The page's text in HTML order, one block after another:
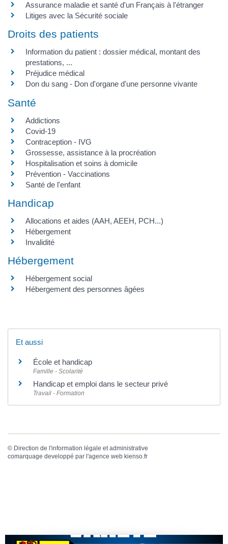
Assurance maladie et santé d'un Français à l'étranger
Litiges avec la Sécurité sociale
Droits des patients
Information du patient : dossier médical, montant des
prestations, ...
Préjudice médical
Don du sang - Don d'organe d'une personne vivante
Santé
Addictions
Covid-19
Contraception - IVG
Grossesse, assistance à la procréation
Hospitalisation et soins à domicile
Prévention - Vaccinations
Santé de l'enfant
Handicap
Allocations et aides (AAH, AEEH, PCH...)
Hébergement
Invalidité
Hébergement
Hébergement social
Hébergement des personnes âgées
Et aussi
École et handicap
Famille - Scolarité
Handicap et emploi dans le secteur privé
Travail - Formation
© Direction de l'information légale et administrative
comarquage developpé par l'agence web kienso.fr